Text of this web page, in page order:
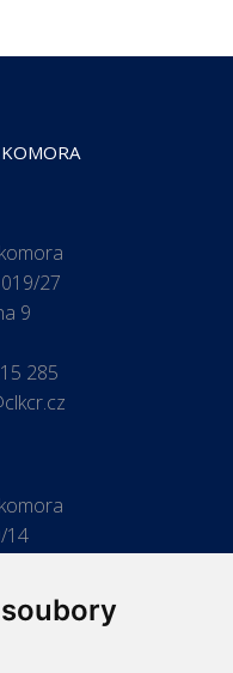
KOMORA
27
9
285
14